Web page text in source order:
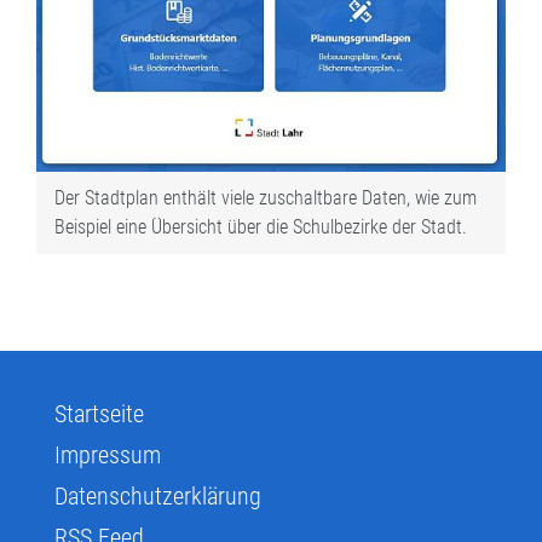
Der Stadtplan enthält viele zuschaltbare Daten, wie zum
Beispiel eine Übersicht über die Schulbezirke der Stadt.
Startseite
Impressum
Datenschutzerklärung